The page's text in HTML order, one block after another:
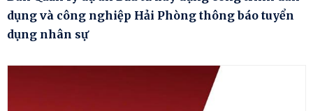
dụng và công nghiệp Hải Phòng thông báo tuyển
dụng nhân sự